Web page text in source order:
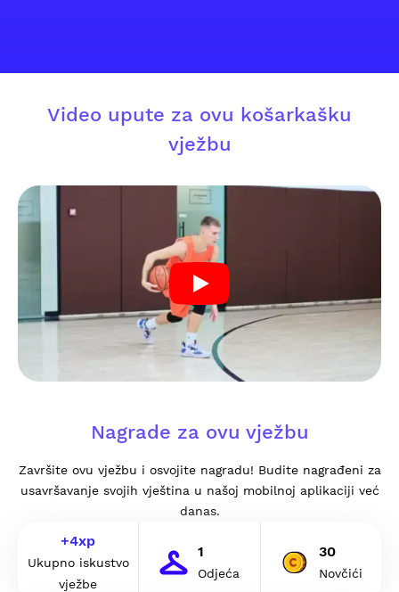
Video upute za ovu košarkašku
vježbu
Nagrade za ovu vježbu
Završite ovu vježbu i osvojite nagradu! Budite nagrađeni za
usavršavanje svojih vještina u našoj mobilnoj aplikaciji već
danas.
+4xp
Ukupno iskustvo
vježbe
1
Odjeća
30
Novčići